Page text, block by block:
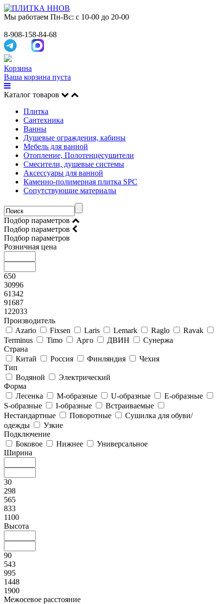
Мы работаем Пн-Вс: с 10-00 до 20-00
8-908-158-84-68
Корзина
Ваша корзина пуста
Каталог товаров
Плитка
Сантехника
Ванны
Душевые ограждения, кабины
Мебель для ванной
Отопление, Полотенцесушители
Смесители, душевые системы
Аксессуары для ванной
Каменно-полимерная плитка SPC
Сопутствующие материалы
Подбор параметров
Подбор параметров
Подбор параметров
Розничная цена
650
30996
61342
91687
122033
Производитель
Azario
Fixsen Laris Lemark Raglo
Ravak
Terminus
Timo Арго ДВИН
Сунержа
Страна
Китай
Россия Финляндия
Чехия
Тип
Водяной
Электрический
Форма
Лесенка
М-образные U-образные
E-образные
S-образные
I-образные
Встраиваемые
Нестандартные
Поворотные
Сушилка для обуви/
одежды
Узкие
Подключение
Боковое
Нижнее
Универсальное
Ширина
30
298
565
833
1100
Высота
90
543
995
1448
1900
Межосевое расстояние